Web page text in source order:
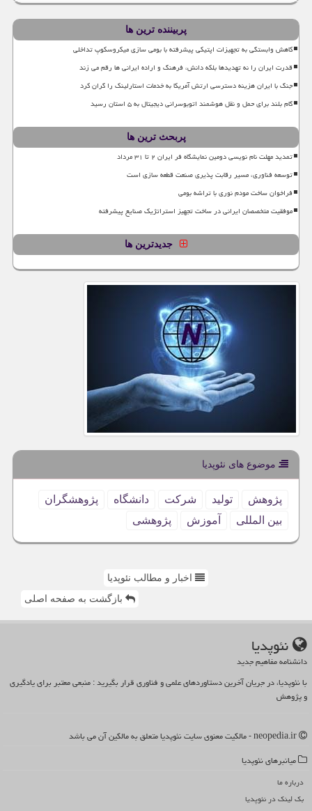
پربیننده ترین ها
کاهش وابستگی به تجهیزات اپتیکی پیشرفته با بومی سازی میکروسکوپ تداخلی
قدرت ایران را نه تهدیدها بلکه دانش، فرهنگ و اراده ایرانی ها رقم می زند
جنگ با ایران هزینه دسترسی ارتش آمریکا به خدمات استارلینک را گران کرد
گام بلند برای حمل و نقل هوشمند اتوبوسرانی دیجیتال به ۵ استان رسید
پربحث ترین ها
تمدید مهلت نام نویسی دومین نمایشگاه فر ایران ۲ تا ۳۱ مرداد
توسعه فناوری، مسیر رقابت پذیری صنعت قطعه سازی است
فراخوان ساخت مودم نوری با تراشه بومی
موفقیت متخصصان ایرانی در ساخت تجهیز استراتژیک صنایع پیشرفته
جدیدترین ها
موضوع های نئوپدیا
پژوهش تولید شركت دانشگاه
پژوهشگران
بین المللی
آموزش پژوهشی
اخبار و مطالب نئوپدیا
بازگشت به صفحه اصلی
نئوپدیا
دانشنامه مفاهیم جدید
با نئوپدیا، در جریان آخرین دستاوردهای علمی و فناوری قرار بگیرید : منبعی معتبر برای یادگیری
و پژوهش
میانبرهای نئوپدیا
درباره ما
بک لینک در نئوپدیا